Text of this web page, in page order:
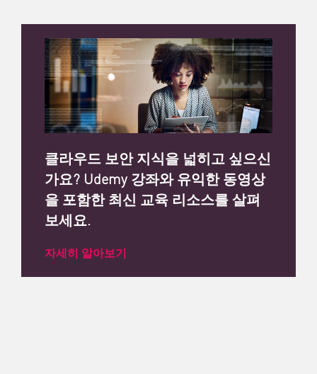
클라우드 보안 지식을 넓히고 싶으신
가요? Udemy 강좌와 유익한 동영상
을 포함한 최신 교육 리소스를 살펴
보세요.
자세히 알아보기